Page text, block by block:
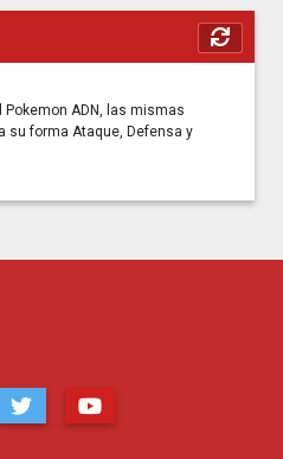
Pokemon ADN, las mismas
su forma Ataque, Defensa y